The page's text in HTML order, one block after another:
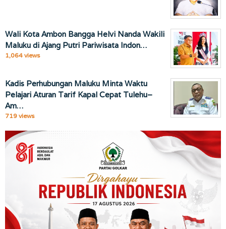
Wali Kota Ambon Bangga Helvi Nanda Wakili
Maluku di Ajang Putri Pariwisata Indon…
1,064 views
Kadis Perhubungan Maluku Minta Waktu
Pelajari Aturan Tarif Kapal Cepat Tulehu–
Am…
719 views